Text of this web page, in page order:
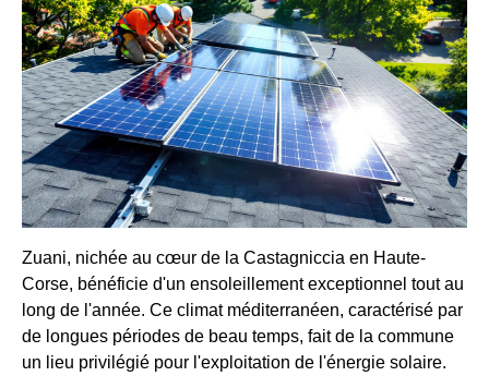
Zuani, nichée au cœur de la Castagniccia en Haute-
Corse, bénéficie d'un ensoleillement exceptionnel tout au
long de l'année. Ce climat méditerranéen, caractérisé par
de longues périodes de beau temps, fait de la commune
un lieu privilégié pour l'exploitation de l'énergie solaire.